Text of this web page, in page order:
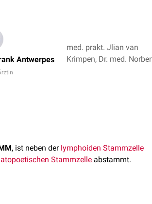
Antwerpes
med. prakt. Jlian van
Krimpen, Dr. med.
, ist neben der lymphoiden Stammzelle
Stammzelle abstammt.